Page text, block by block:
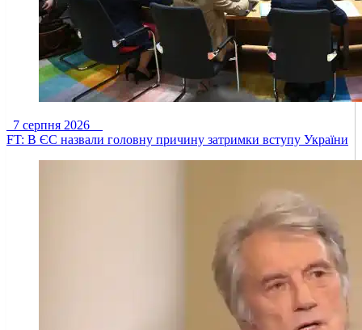
7 серпня 2026
FT: В ЄС назвали головну причину затримки вступу України